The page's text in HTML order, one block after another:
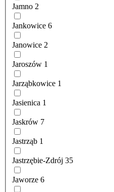
Jamno 2
Jankowice 6
Janowice 2
Jaroszów 1
Jarząbkowice 1
Jasienica 1
Jaskrów 7
Jastrząb 1
Jastrzębie-Zdrój 35
Jaworze 6